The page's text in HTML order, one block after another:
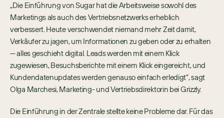
„Die Einführung von Sugar hat die Arbeitsweise sowohl des
Marketings als auch des Vertriebsnetzwerks erheblich
verbessert. Heute verschwendet niemand mehr Zeit damit,
Verkäufer zu jagen, um Informationen zu geben oder zu erhalten
— alles geschieht digital. Leads werden mit einem Klick
zugewiesen, Besuchsberichte mit einem Klick eingereicht, und
Kundendatenupdates werden genauso einfach erledigt“, sagt
Olga Marchesi, Marketing- und Vertriebsdirektorin bei Grizzly.
Die Einführung in der Zentrale stellte keine Probleme dar. Für das